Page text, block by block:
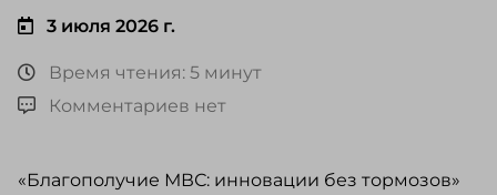
3 июля 2026 г.
Время чтения: 5 минут
Комментариев нет
«Благополучие МВС: инновации без тормозов»